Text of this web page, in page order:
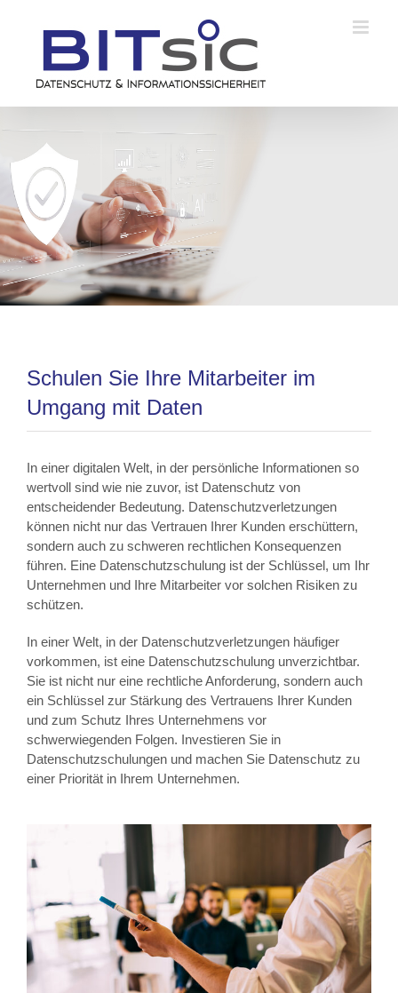
Schulen Sie Ihre Mitarbeiter im
Umgang mit Daten
In einer digitalen Welt, in der persönliche Informationen so
wertvoll sind wie nie zuvor, ist Datenschutz von
entscheidender Bedeutung. Datenschutzverletzungen
können nicht nur das Vertrauen Ihrer Kunden erschüttern,
sondern auch zu schweren rechtlichen Konsequenzen
führen. Eine Datenschutzschulung ist der Schlüssel, um Ihr
Unternehmen und Ihre Mitarbeiter vor solchen Risiken zu
schützen.
In einer Welt, in der Datenschutzverletzungen häufiger
vorkommen, ist eine Datenschutzschulung unverzichtbar.
Sie ist nicht nur eine rechtliche Anforderung, sondern auch
ein Schlüssel zur Stärkung des Vertrauens Ihrer Kunden
und zum Schutz Ihres Unternehmens vor
schwerwiegenden Folgen. Investieren Sie in
Datenschutzschulungen und machen Sie Datenschutz zu
einer Priorität in Ihrem Unternehmen.